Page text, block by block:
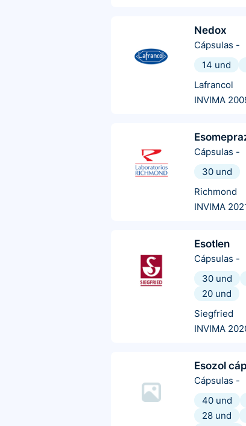
Nedox
Cápsulas -
14 und
Lafrancol
INVIMA
Cápsulas -
30 und
Richmond
INVIMA
Esotlen
Cápsulas -
30 und
20 und
Siegfried
INVIMA
Esozol
Cápsulas -
40 und
28 und